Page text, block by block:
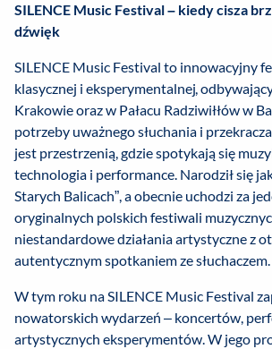
SILENCE Music Festival – kiedy cisza
dźwięk
SILENCE Music Festival to innowacyjny
klasycznej i eksperymentalnej,
Krakowie oraz w Pałacu Radziwiłłów w
potrzeby uważnego słuchania i
jest przestrzenią, gdzie spotykają się
technologia i performance. Narodził się
Starych Balicach”, a obecnie uchodzi za
oryginalnych polskich festiwali
niestandardowe działania artystyczne z
autentycznym spotkaniem ze słuchaczem.
W tym roku na SILENCE Music Festival
nowatorskich wydarzeń – koncertów,
artystycznych eksperymentów. W jego